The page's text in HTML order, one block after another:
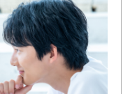
所をご紹介